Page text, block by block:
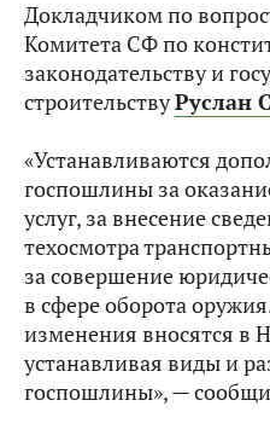
Докладчиком по
Комитета СФ по
законодательству и
строительствуРуслан
«Устанавливаются
госпошлины за
услуг, за внесение
техосмотра
за совершение
в сфере оборота
изменения вносятся в
устанавливая виды и
госпошлины», —